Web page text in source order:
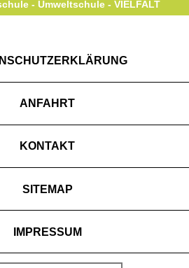
- Umweltschule - VIELFALT
ANFAHRT
KONTAKT
SITEMAP
IMPRESSUM